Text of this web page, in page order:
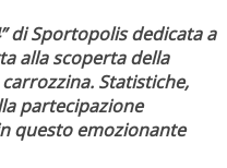
di Sportopolis dedicata a
alla scoperta della
Statistiche,
partecipazione
questo emozionante